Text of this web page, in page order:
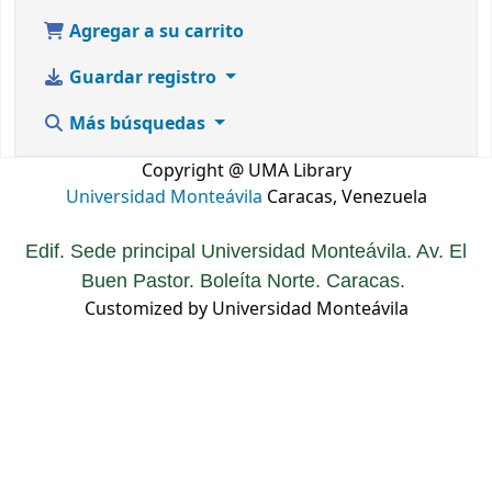
Agregar a su carrito
Guardar registro
Más búsquedas
Copyright @ UMA Library
Universidad Monteávila Caracas, Venezuela
Edif. Sede principal Universidad Monteávila. Av. El
Buen Pastor. Boleíta Norte. Caracas.
Customized by Universidad Monteávila